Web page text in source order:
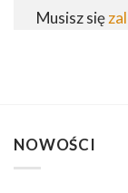
Musisz się
NOWOŚCI